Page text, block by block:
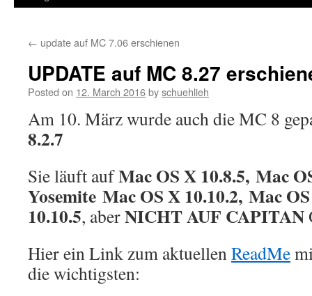
← update auf MC 7.06 erschienen
UPDATE auf MC 8.27
Posted on 12. March 2016byschuehlieh
Am 10. März wurde auch die MC 8
8.2.7
Sie läuft aufMac OS X 10.8.5, Mac
Yosemite Mac OS X 10.10.2, Mac
10.10.5, aberNICHT AUF CAPITAN
Hier ein Link zum aktuellenReadMe
die wichtigsten: